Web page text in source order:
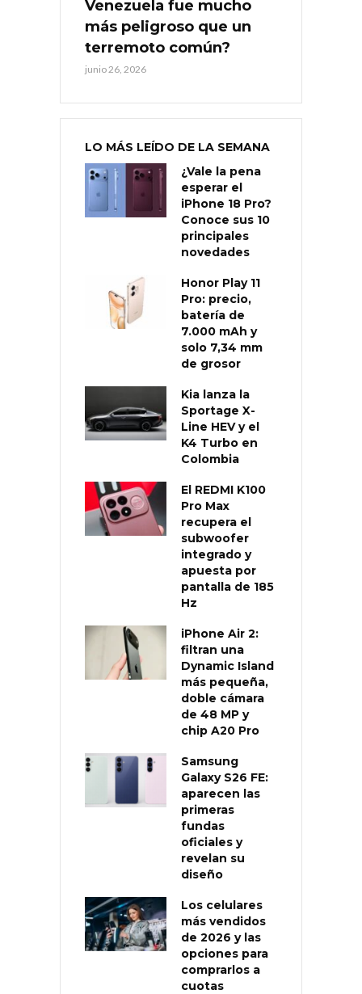
Venezuela fue mucho
más peligroso que un
terremoto común?
junio 26, 2026
LO MÁS LEÍDO DE LA SEMANA
¿Vale la pena
esperar el
iPhone 18 Pro?
Conoce sus 10
principales
novedades
Honor Play 11
Pro: precio,
batería de
7.000 mAh y
solo 7,34 mm
de grosor
Kia lanza la
Sportage X-
Line HEV y el
K4 Turbo en
Colombia
El REDMI K100
Pro Max
recupera el
subwoofer
integrado y
apuesta por
pantalla de 185
Hz
iPhone Air 2:
filtran una
Dynamic Island
más pequeña,
doble cámara
de 48 MP y
chip A20 Pro
Samsung
Galaxy S26 FE:
aparecen las
primeras
fundas
oficiales y
revelan su
diseño
Los celulares
más vendidos
de 2026 y las
opciones para
comprarlos a
cuotas